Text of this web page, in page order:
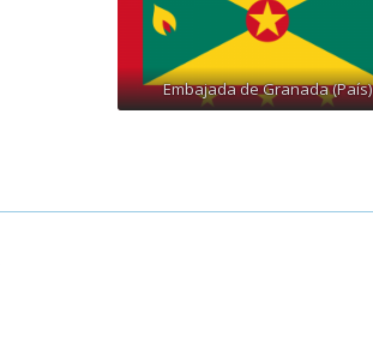
Embajada de Granada (País)